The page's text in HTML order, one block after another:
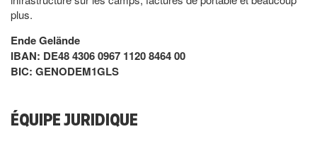
plus.
Ende Gelände
IBAN: DE48 4306 0967 1120 8464 00
BIC: GENODEM1GLS
ÉQUIPE JURIDIQUE